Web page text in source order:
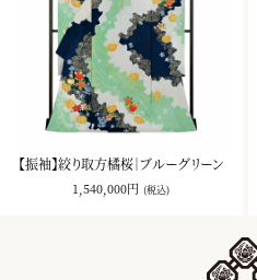
【振袖】絞り取方橘桜｜ブルーグリーン
1,540,000円 (税込)